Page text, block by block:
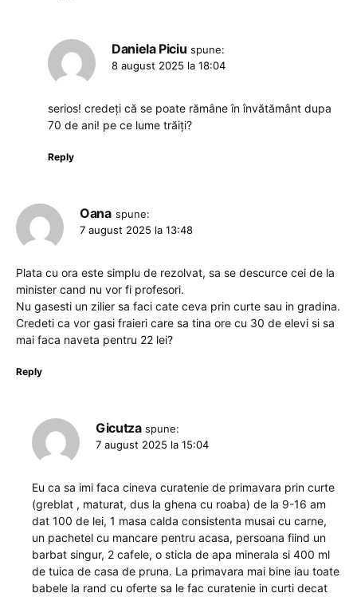
Daniela Piciu spune:
8 august 2025 la 18:04
serios! credeți că se poate rămâne în învătământ dupa
70 de ani! pe ce lume trăiți?
Reply
Oana spune:
7 august 2025 la 13:48
Plata cu ora este simplu de rezolvat, sa se descurce cei de la
minister cand nu vor fi profesori.
Nu gasesti un zilier sa faci cate ceva prin curte sau in gradina.
Credeti ca vor gasi fraieri care sa tina ore cu 30 de elevi si sa
mai faca naveta pentru 22 lei?
Reply
Gicutza spune:
7 august 2025 la 15:04
Eu ca sa imi faca cineva curatenie de primavara prin curte
(greblat , maturat, dus la ghena cu roaba) de la 9-16 am
dat 100 de lei, 1 masa calda consistenta musai cu carne,
un pachetel cu mancare pentru acasa, persoana fiind un
barbat singur, 2 cafele, o sticla de apa minerala si 400 ml
de tuica de casa de pruna. La primavara mai bine iau toate
babele la rand cu oferte sa le fac curatenie in curti decat